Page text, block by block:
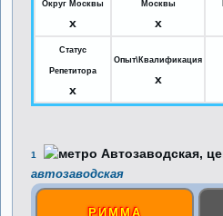
Округ Москвы
x
Москвы
x
Статус
Репетитора
x
Опыт\Квалификация
x
1
автозаводская
РИММА